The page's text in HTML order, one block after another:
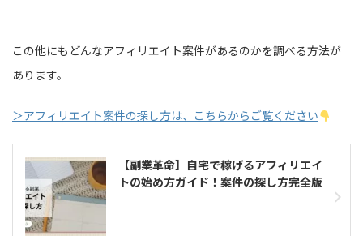
この他にもどんなアフィリエイト案件があるのかを調べる方法が
あります。
＞アフィリエイト案件の探し方は、こちらからご覧ください
【副業革命】自宅で稼げるアフィリエイ
トの始め方ガイド！案件の探し方完全版